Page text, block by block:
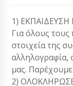
1)
Για όλους
στοιχεία της
μας.
2)